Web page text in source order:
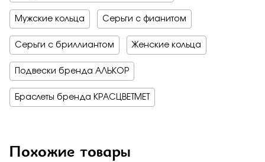
Мужские кольца Серьги с фианитом
Серьги с бриллиантом Женские кольца
Подвески бренда АЛЬКОР
Браслеты бренда КРАСЦВЕТМЕТ
Похожие товары